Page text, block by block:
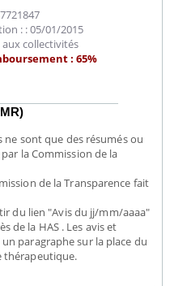
: : 05/01/2015
collectivités
: 65%
ne sont que des résumés ou
la Commission de la
de la Transparence fait
du lien "Avis du jj/mm/aaaa"
de la HAS . Les avis et
paragraphe sur la place du
thérapeutique.